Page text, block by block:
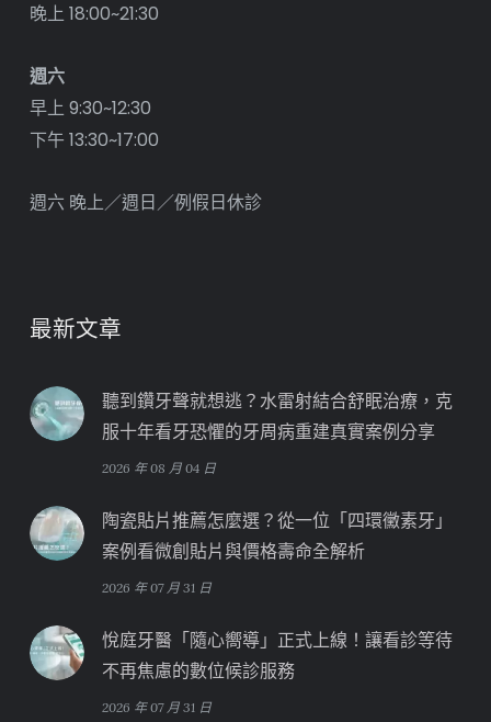
晚上 18:00~21:30
週六
早上 9:30~12:30
下午 13:30~17:00
週六 晚上／週日／例假日休診
最新文章
聽到鑽牙聲就想逃？水雷射結合舒眠治療，克
服十年看牙恐懼的牙周病重建真實案例分享
2026 年 08 月 04 日
陶瓷貼片推薦怎麼選？從一位「四環黴素牙」
案例看微創貼片與價格壽命全解析
2026 年 07 月 31 日
悅庭牙醫「隨心嚮導」正式上線！讓看診等待
不再焦慮的數位候診服務
2026 年 07 月 31 日